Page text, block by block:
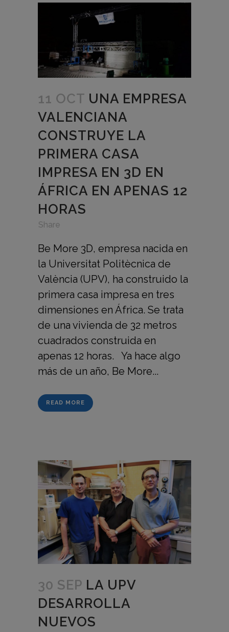
11 OCT UNA EMPRESA
VALENCIANA
CONSTRUYE LA
PRIMERA CASA
IMPRESA EN 3D EN
ÁFRICA EN APENAS 12
HORAS
Share
Be More 3D, empresa nacida en
la Universitat Politècnica de
València (UPV), ha construido la
primera casa impresa en tres
dimensiones en África. Se trata
de una vivienda de 32 metros
cuadrados construida en
apenas 12 horas. Ya hace algo
más de un año, Be More...
READ MORE
30 SEP LA UPV
DESARROLLA
NUEVOS